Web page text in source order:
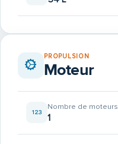
PROPULSION
Moteur
Nombre de moteurs
1